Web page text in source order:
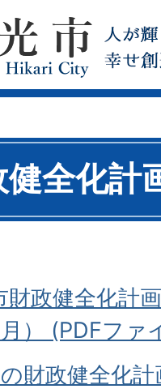
健全化計
財政健全化計
） (PDFファ
財政健全化計